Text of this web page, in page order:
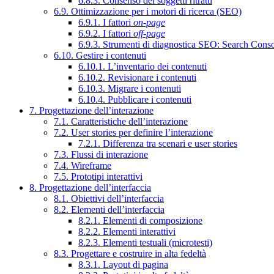
6.9. Ottimizzazione per i motori di ricerca (SEO)
6.9.1. I fattori on-page
6.9.2. I fattori off-page
6.9.3. Strumenti di diagnostica SEO: Search
6.10. Gestire i contenuti
6.10.1. L’inventario dei contenuti
6.10.2. Revisionare i contenuti
6.10.3. Migrare i contenuti
6.10.4. Pubblicare i contenuti
7. Progettazione dell’interazione
7.1. Caratteristiche dell’interazione
7.2. User stories per definire l’interazione
7.2.1. Differenza tra scenari e user stories
7.3. Flussi di interazione
7.4. Wireframe
7.5. Prototipi interattivi
8. Progettazione dell’interfaccia
8.1. Obiettivi dell’interfaccia
8.2. Elementi dell’interfaccia
8.2.1. Elementi di composizione
8.2.2. Elementi interattivi
8.2.3. Elementi testuali (microtesti)
8.3. Progettare e costruire in alta fedeltà
8.3.1. Layout di pagina